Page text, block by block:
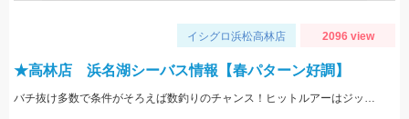
イシグロ浜松高林店 2096 view
★高林店 浜名湖シーバス情報【春パターン好調】
バチ抜け多数で条件がそろえば数釣りのチャンス！ヒットルアーはジップベイツのクロストリガー